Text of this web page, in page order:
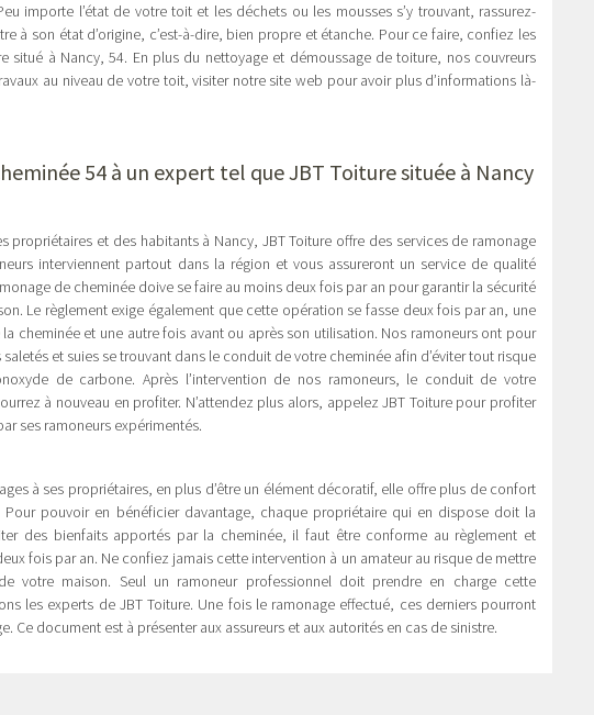
importe l’état de votre toit et les déchets ou les mousses s’y trouvant, rassurez-
à son état d’origine, c’est-à-dire, bien propre et étanche. Pour ce faire, confiez les
situé à Nancy, 54. En plus du nettoyage et démoussage de toiture, nos couvreurs
au niveau de votre toit, visiter notre site web pour avoir plus d’informations là-
54 à un expert tel que JBT Toiture située à Nancy
propriétaires et des habitants à Nancy, JBT Toiture offre des services de ramonage
interviennent partout dans la région et vous assureront un service de qualité
de cheminée doive se faire au moins deux fois par an pour garantir la sécurité
Le règlement exige également que cette opération se fasse deux fois par an, une
cheminée et une autre fois avant ou après son utilisation. Nos ramoneurs ont pour
saletés et suies se trouvant dans le conduit de votre cheminée afin d’éviter tout risque
de carbone. Après l’intervention de nos ramoneurs, le conduit de votre
à nouveau en profiter. N’attendez plus alors, appelez JBT Toiture pour profiter
ses ramoneurs expérimentés.
à ses propriétaires, en plus d’être un élément décoratif, elle offre plus de confort
Pour pouvoir en bénéficier davantage, chaque propriétaire qui en dispose doit la
des bienfaits apportés par la cheminée, il faut être conforme au règlement et
fois par an. Ne confiez jamais cette intervention à un amateur au risque de mettre
votre maison. Seul un ramoneur professionnel doit prendre en charge cette
les experts de JBT Toiture. Une fois le ramonage effectué, ces derniers pourront
Ce document est à présenter aux assureurs et aux autorités en cas de sinistre.